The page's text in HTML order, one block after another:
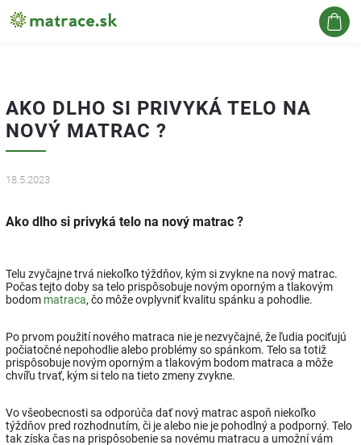
AKO DLHO SI PRIVYKÁ TELO NA
NOVÝ MATRAC ?
18.5.2023
Ako dlho si privyká telo na nový matrac ?
Telu zvyčajne trvá niekoľko týždňov, kým si zvykne na nový matrac.
Počas tejto doby sa telo prispôsobuje novým oporným a tlakovým
bodom matraca, čo môže ovplyvniť kvalitu spánku a pohodlie.
Po prvom použití nového matraca nie je nezvyčajné, že ľudia pociťujú
počiatočné nepohodlie alebo problémy so spánkom. Telo sa totiž
prispôsobuje novým oporným a tlakovým bodom matraca a môže
chvíľu trvať, kým si telo na tieto zmeny zvykne.
Vo všeobecnosti sa odporúča dať nový matrac aspoň niekoľko
týždňov pred rozhodnutím, či je alebo nie je pohodlný a podporný. Telo
tak získa čas na prispôsobenie sa novému matracu a umožní vám